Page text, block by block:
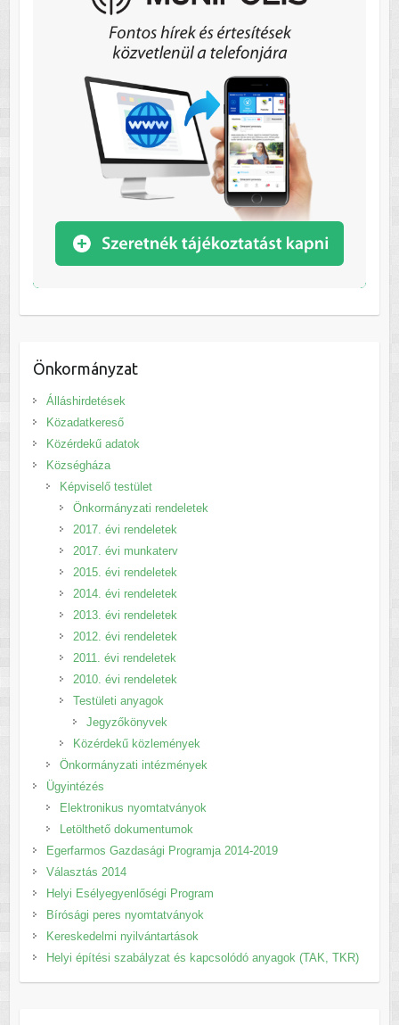
Önkormányzat
Álláshirdetések
Közadatkereső
Közérdekű adatok
Községháza
Képviselő testület
Önkormányzati rendeletek
2017. évi rendeletek
2017. évi munkaterv
2015. évi rendeletek
2014. évi rendeletek
2013. évi rendeletek
2012. évi rendeletek
2011. évi rendeletek
2010. évi rendeletek
Testületi anyagok
Jegyzőkönyvek
Közérdekű közlemények
Önkormányzati intézmények
Ügyintézés
Elektronikus nyomtatványok
Letölthető dokumentumok
Egerfarmos Gazdasági Programja 2014-2019
Választás 2014
Helyi Esélyegyenlőségi Program
Bírósági peres nyomtatványok
Kereskedelmi nyilvántartások
Helyi építési szabályzat és kapcsolódó anyagok (TAK, TKR)